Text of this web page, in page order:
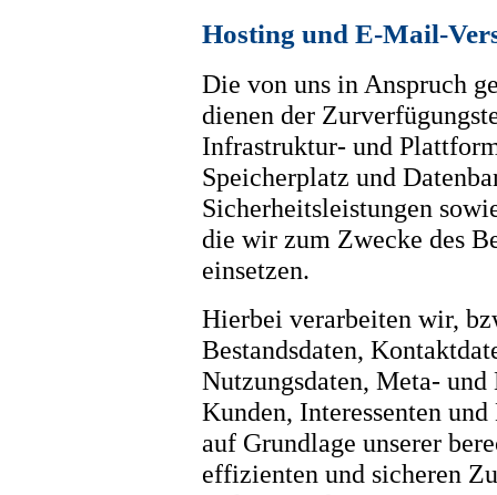
Hosting und E-Mail-
Die von uns in Anspruch
dienen der
Infrastruktur- und
Speicherplatz und
Sicherheitsleistungen
die wir zum Zwecke des
einsetzen.
Hierbei verarbeiten wir,
Bestandsdaten,
Nutzungsdaten, Meta-
Kunden, Interessenten
auf Grundlage unserer
effizienten und sicheren